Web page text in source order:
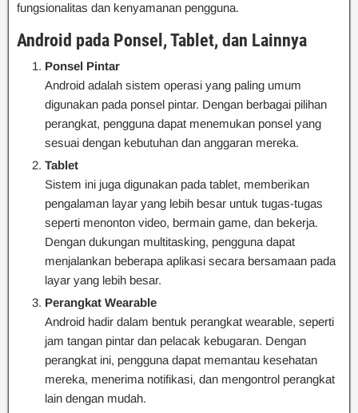
fungsionalitas dan kenyamanan pengguna.
Android pada Ponsel, Tablet, dan Lainnya
Ponsel Pintar
Android adalah sistem operasi yang paling umum
digunakan pada ponsel pintar. Dengan berbagai pilihan
perangkat, pengguna dapat menemukan ponsel yang
sesuai dengan kebutuhan dan anggaran mereka.
Tablet
Sistem ini juga digunakan pada tablet, memberikan
pengalaman layar yang lebih besar untuk tugas-tugas
seperti menonton video, bermain game, dan bekerja.
Dengan dukungan multitasking, pengguna dapat
menjalankan beberapa aplikasi secara bersamaan pada
layar yang lebih besar.
Perangkat Wearable
Android hadir dalam bentuk perangkat wearable, seperti
jam tangan pintar dan pelacak kebugaran. Dengan
perangkat ini, pengguna dapat memantau kesehatan
mereka, menerima notifikasi, dan mengontrol perangkat
lain dengan mudah.